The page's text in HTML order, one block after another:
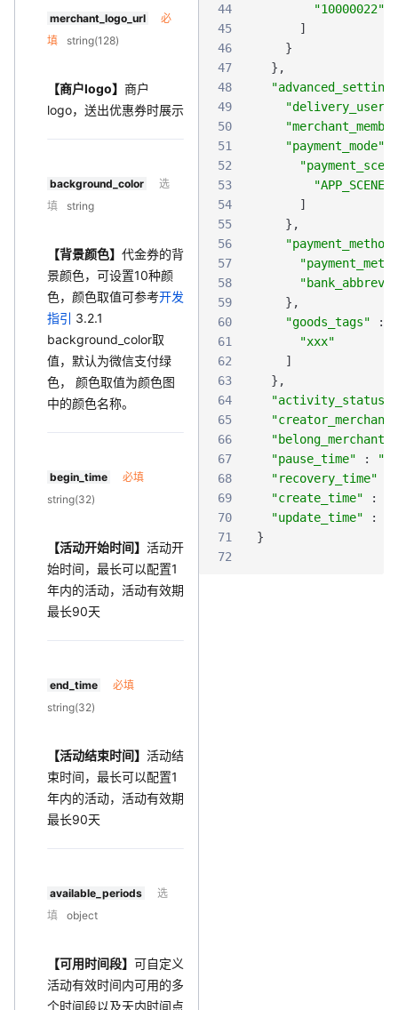
merchant_logo_url
必
填
string(128)
【商户logo】 商户
logo，送出优惠券时展示
background_color
选
填
string
【背景颜色】 代金券的背
景颜色，可设置10种颜
色，颜色取值可参考开发
指引 3.2.1
background_color取
值，默认为微信支付绿
色， 颜色取值为颜色图
中的颜色名称。
begin_time
必填
string(32)
【活动开始时间】 活动开
始时间，最长可以配置1
年内的活动，活动有效期
最长90天
end_time
必填
string(32)
【活动结束时间】 活动结
束时间，最长可以配置1
年内的活动，活动有效期
最长90天
available_periods
选
填
object
【可用时间段】 可自定义
活动有效时间内可用的多
个时间段以及天内时间点
44
"10000022"
45
]
46
}
47
} ,
48
"advanced_setting"
49
50
51
"payment_mode"
52
53
"APP_SCENE"
54
]
55
} ,
56
57
58
59
} ,
60
"goods_tags" :
61
"xxx"
62
]
63
} ,
64
"activity_status"
65
66
67
"pause_time" :
68
"recovery_time"
69
"create_time" :
70
"update_time" :
71
}
72